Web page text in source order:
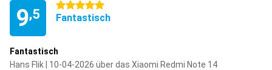
9,5
5 Sterne
Fantastisch
Fantastisch
Hans Flik | 10-04-2026 über das Xiaomi Redmi Note 14